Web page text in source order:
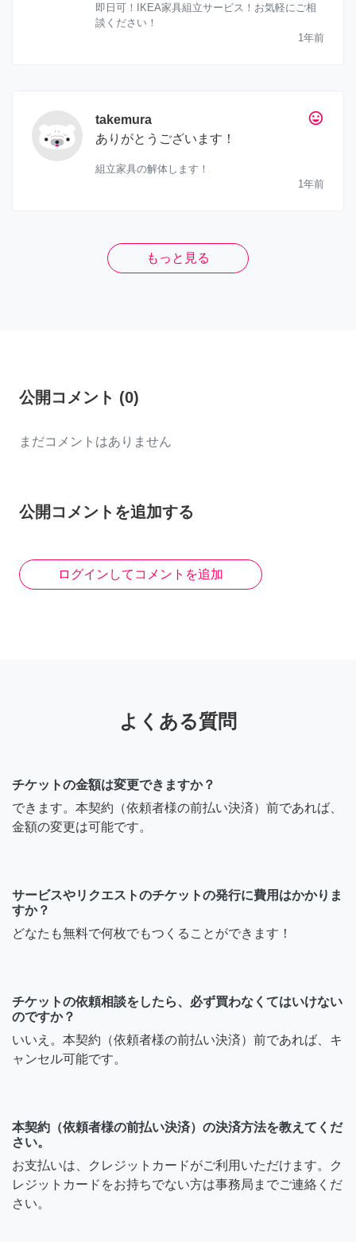
即日可！IKEA家具組立サービス！お気軽にご相
談ください！
1年前
tag_faces
takemura
ありがとうございます！
組立家具の解体します！
1年前
もっと見る
公開コメント (0)
まだコメントはありません
公開コメントを追加する
ログインしてコメントを追加
よくある質問
チケットの金額は変更できますか？
できます。本契約（依頼者様の前払い決済）前であれば、
金額の変更は可能です。
サービスやリクエストのチケットの発行に費用はかかりま
すか？
どなたも無料で何枚でもつくることができます！
チケットの依頼相談をしたら、必ず買わなくてはいけない
のですか？
いいえ。本契約（依頼者様の前払い決済）前であれば、キ
ャンセル可能です。
本契約（依頼者様の前払い決済）の決済方法を教えてくだ
さい。
お支払いは、クレジットカードがご利用いただけます。ク
レジットカードをお持ちでない方は事務局までご連絡くだ
さい。